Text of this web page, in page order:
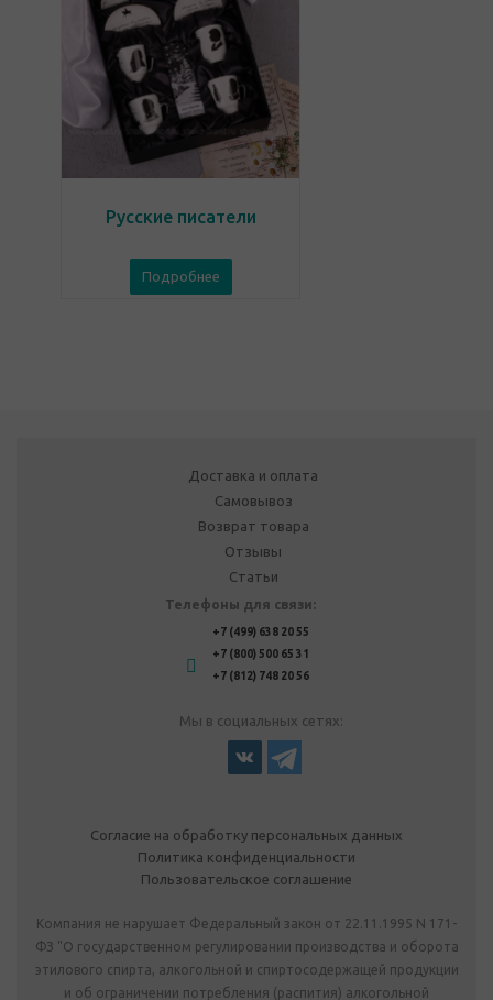
Русские писатели
Подробнее
Доставка и оплата
Самовывоз
Возврат товара
Отзывы
Статьи
Телефоны для связи:
+7 (499) 638 20 55
+7 (800) 500 65 31
+7 (812) 748 20 56
Мы в социальных сетях:
Согласие на обработку персональных данных
Политика конфиденциальности
Пользовательское соглашение
Компания не нарушает Федеральный закон от 22.11.1995 N 171-
ФЗ "О государственном регулировании производства и оборота
этилового спирта, алкогольной и спиртосодержащей продукции
и об ограничении потребления (распития) алкогольной